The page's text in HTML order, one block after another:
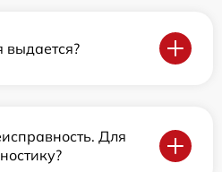
выдается?
Для